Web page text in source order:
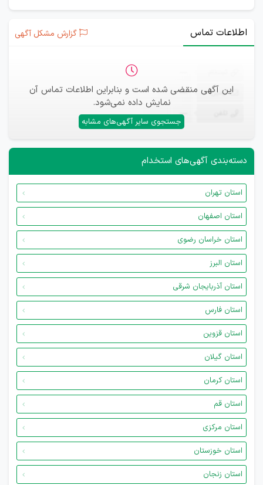
اطلاعات تماس گزارش مشکل آگهی
این آگهی منقضی شده است و بنابراین اطلاعات تماس آن
نمایش داده نمی‌شود.
جستجوی سایر آگهی‌های مشابه
ایمیل —
—
دسته‌بندی آگهی‌های استخدام
استان تهران
استان اصفهان
استان خراسان رضوی
استان البرز
استان آذربایجان شرقی
استان فارس
استان قزوین
استان گیلان
استان کرمان
استان قم
استان مرکزی
استان خوزستان
استان زنجان